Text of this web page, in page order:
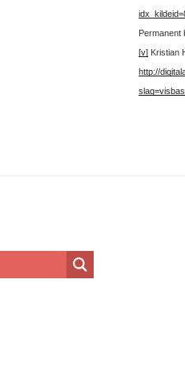
Permanent
[v]Kristian
http://